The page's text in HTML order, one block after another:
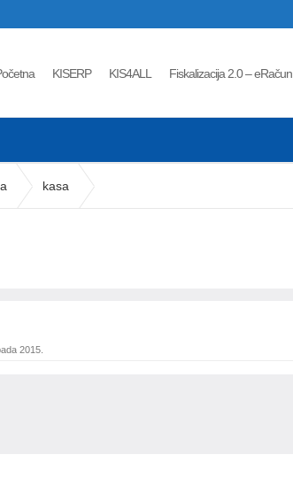
KISERP KIS4ALL Fiskalizacija 2.0 – eRačun
kasa
2015.